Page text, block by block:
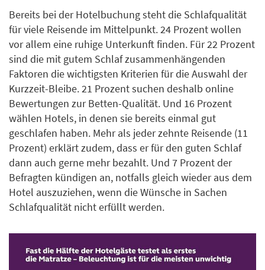
Bereits bei der Hotelbuchung steht die Schlafqualität
für viele Reisende im Mittelpunkt. 24 Prozent wollen
vor allem eine ruhige Unterkunft finden. Für 22 Prozent
sind die mit gutem Schlaf zusammenhängenden
Faktoren die wichtigsten Kriterien für die Auswahl der
Kurzzeit-Bleibe. 21 Prozent suchen deshalb online
Bewertungen zur Betten-Qualität. Und 16 Prozent
wählen Hotels, in denen sie bereits einmal gut
geschlafen haben. Mehr als jeder zehnte Reisende (11
Prozent) erklärt zudem, dass er für den guten Schlaf
dann auch gerne mehr bezahlt. Und 7 Prozent der
Befragten kündigen an, notfalls gleich wieder aus dem
Hotel auszuziehen, wenn die Wünsche in Sachen
Schlafqualität nicht erfüllt werden.